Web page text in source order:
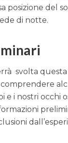
posizione del
di notte.
svolta
e i nostri occhi